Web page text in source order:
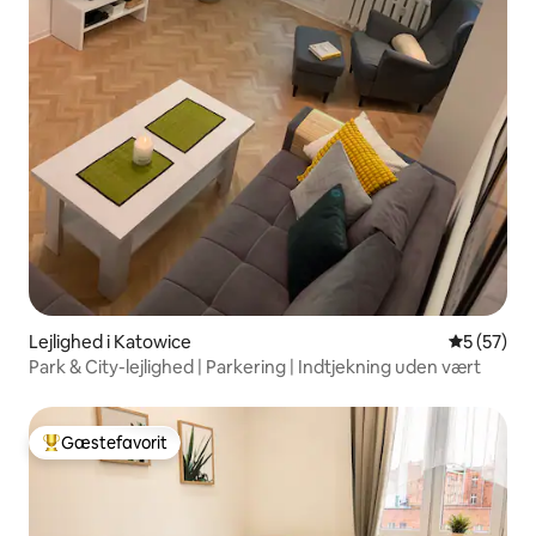
Lejlighed i Katowice 5 ud af 5 i
5 (57)
Park & City-lejlighed | Parkering | Indtjekning uden vært
Bedste gæstefavorit
Gæstefavorit